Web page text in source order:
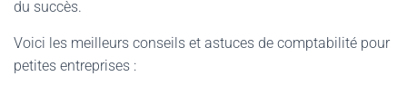
du succès.
Voici les meilleurs conseils et astuces de comptabilité pour
petites entreprises :